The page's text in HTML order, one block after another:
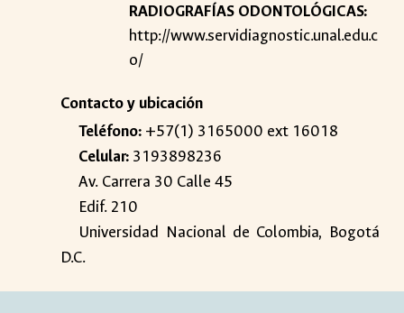
RADIOGRAFÍAS ODONTOLÓGICAS:
http://www.servidiagnostic.unal.edu.c
o/
Contacto y ubicación
Teléfono: +57(1) 3165000 ext 16018
Celular: 3193898236
Av. Carrera 30 Calle 45
Edif. 210
Universidad Nacional de Colombia, Bogotá
D.C.